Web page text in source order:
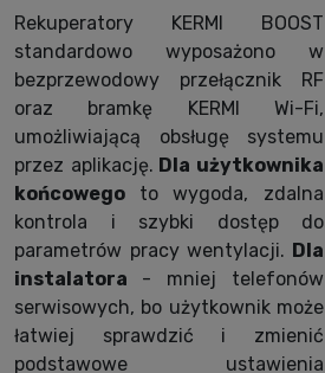
Rekuperatory KERMI BOOST
standardowo wyposażono w
bezprzewodowy przełącznik RF
oraz bramkę KERMI Wi-Fi,
umożliwiającą obsługę systemu
przez aplikację. Dla użytkownika
końcowego to wygoda, zdalna
kontrola i szybki dostęp do
parametrów pracy wentylacji. Dla
instalatora - mniej telefonów
serwisowych, bo użytkownik może
łatwiej sprawdzić i zmienić
podstawowe ustawienia